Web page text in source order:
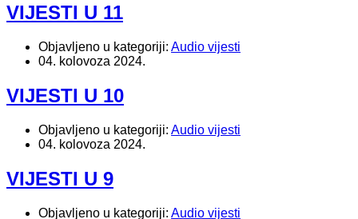
VIJESTI U 11
Objavljeno u kategoriji: Audio vijesti
04. kolovoza 2024.
VIJESTI U 10
Objavljeno u kategoriji: Audio vijesti
04. kolovoza 2024.
VIJESTI U 9
Objavljeno u kategoriji: Audio vijesti